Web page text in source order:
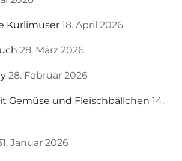
Kurlimuser 18. April 2026
28. März 2026
28. Februar 2026
Gemüse und Fleischbällchen 14.
Januar 2026